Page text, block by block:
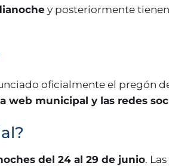
y posteriormente
oficialmente el pregón
web municipal y las redes
del 24 al 29 de junio.